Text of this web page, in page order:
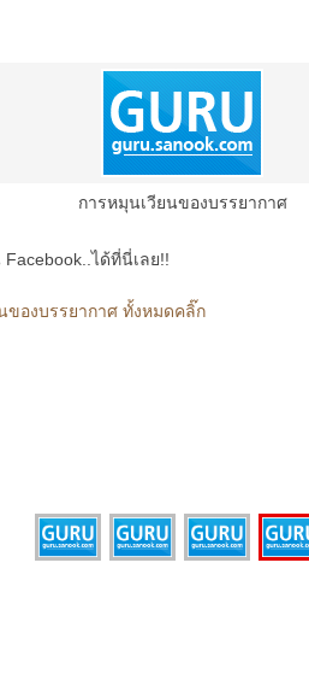
การหมุนเวียนของบรรยากาศ
ได้ที่นี่เลย!!
ของบรรยากาศ ทั้งหมดคลิ๊ก